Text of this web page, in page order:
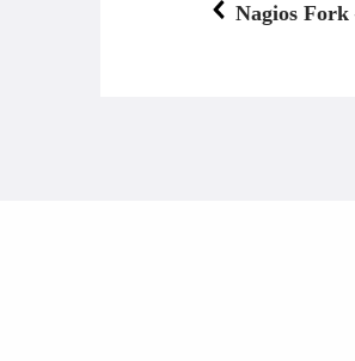
Nagios